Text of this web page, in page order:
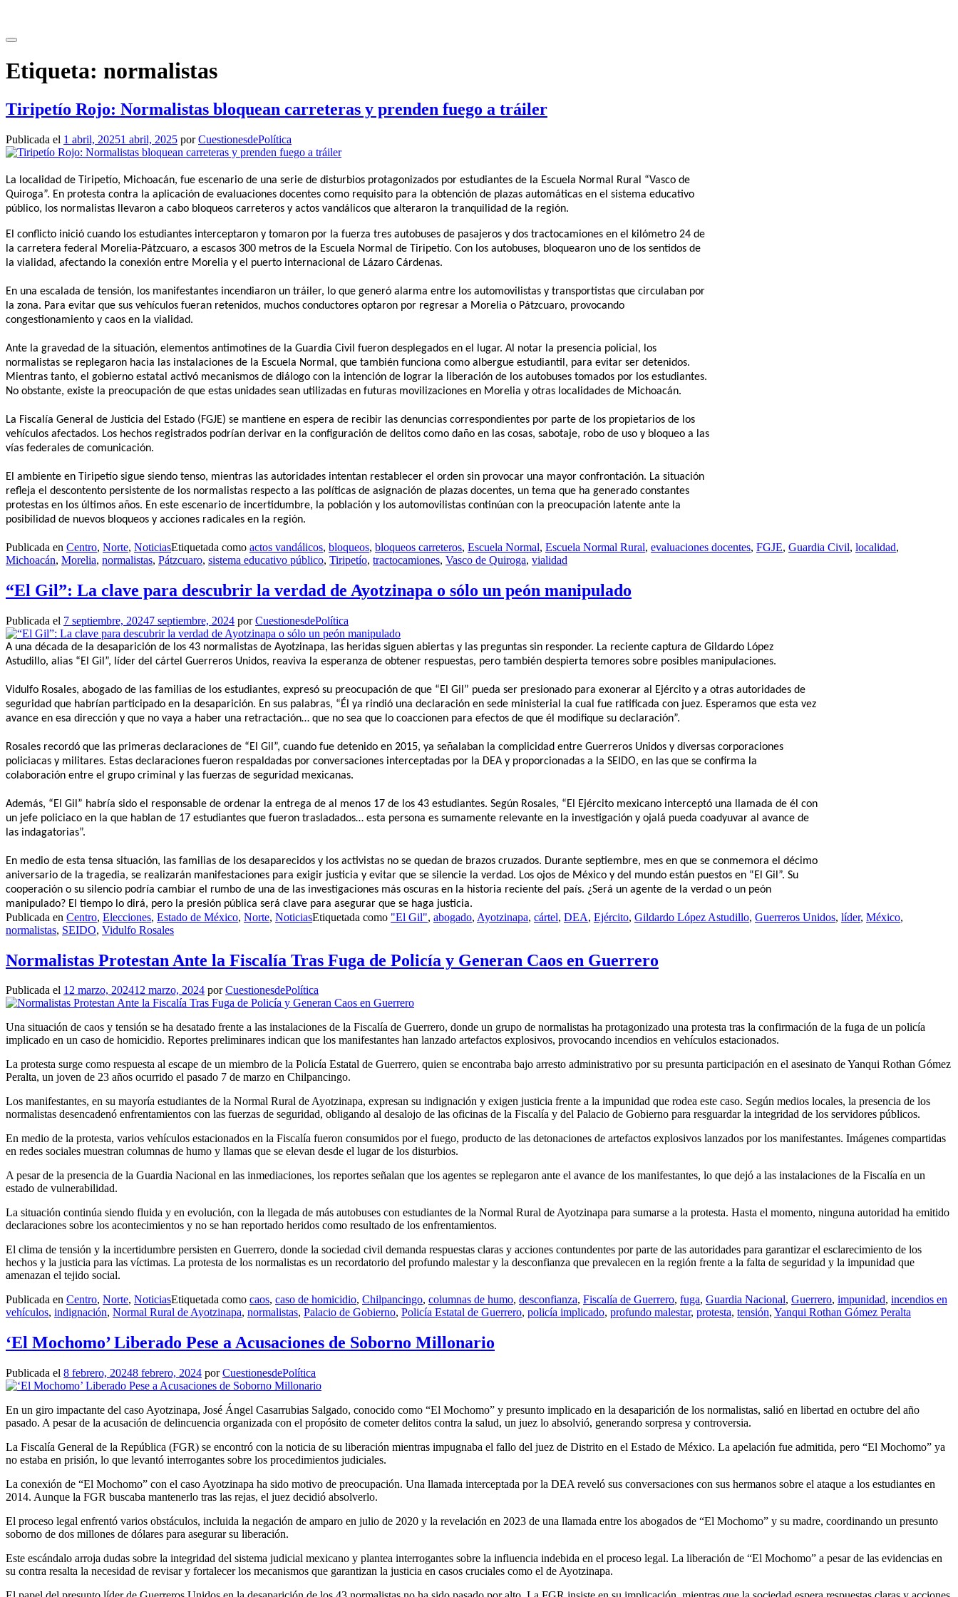
contenido
Etiqueta: normalistas
Tiripetío Rojo: Normalistas bloquean carreteras y prenden fuego a tráiler
Publicada el 1 abril, 20251 abril, 2025 porCuestionesdePolítica
La localidad de Tiripetío, Michoacán, fue escenario de una serie de disturbios protagonizados por estudiantes de la Escuela Normal Rural “Vasco de
Quiroga”. En protesta contra la aplicación de evaluaciones docentes como requisito para la obtención de plazas automáticas en el sistema educativo
público, los normalistas llevaron a cabo bloqueos carreteros y actos vandálicos que alteraron la tranquilidad de la región.
El conflicto inició cuando los estudiantes interceptaron y tomaron por la fuerza tres autobuses de pasajeros y dos tractocamiones en el kilómetro 24 de
la carretera federal Morelia-Pátzcuaro, a escasos 300 metros de la Escuela Normal de Tiripetío. Con los autobuses, bloquearon uno de los sentidos de
la vialidad, afectando la conexión entre Morelia y el puerto internacional de Lázaro Cárdenas.
En una escalada de tensión, los manifestantes incendiaron un tráiler, lo que generó alarma entre los automovilistas y transportistas que circulaban por
la zona. Para evitar que sus vehículos fueran retenidos, muchos conductores optaron por regresar a Morelia o Pátzcuaro, provocando
congestionamiento y caos en la vialidad.
Ante la gravedad de la situación, elementos antimotines de la Guardia Civil fueron desplegados en el lugar. Al notar la presencia policial, los
normalistas se replegaron hacia las instalaciones de la Escuela Normal, que también funciona como albergue estudiantil, para evitar ser detenidos.
Mientras tanto, el gobierno estatal activó mecanismos de diálogo con la intención de lograr la liberación de los autobuses tomados por los estudiantes.
No obstante, existe la preocupación de que estas unidades sean utilizadas en futuras movilizaciones en Morelia y otras localidades de Michoacán.
La Fiscalía General de Justicia del Estado (FGJE) se mantiene en espera de recibir las denuncias correspondientes por parte de los propietarios de los
vehículos afectados. Los hechos registrados podrían derivar en la configuración de delitos como daño en las cosas, sabotaje, robo de uso y bloqueo a las
vías federales de comunicación.
El ambiente en Tiripetío sigue siendo tenso, mientras las autoridades intentan restablecer el orden sin provocar una mayor confrontación. La situación
refleja el descontento persistente de los normalistas respecto a las políticas de asignación de plazas docentes, un tema que ha generado constantes
protestas en los últimos años. En este escenario de incertidumbre, la población y los automovilistas continúan con la preocupación latente ante la
posibilidad de nuevos bloqueos y acciones radicales en la región.
Publicada en Centro, Norte, NoticiasEtiquetada como actos vandálicos, bloqueos, bloqueos carreteros, Escuela Normal, Escuela Normal Rural, evaluaciones docentes, FGJE, Guardia Civil, localidad,
Michoacán, Morelia, normalistas, Pátzcuaro, sistema educativo público, Tiripetío, tractocamiones, Vasco de Quiroga, vialidad
“El Gil”: La clave para descubrir la verdad de Ayotzinapa o sólo un peón manipulado
Publicada el 7 septiembre, 20247 septiembre, 2024 porCuestionesdePolítica
A una década de la desaparición de los 43 normalistas de Ayotzinapa, las heridas siguen abiertas y las preguntas sin responder. La reciente captura de Gildardo López
Astudillo, alias “El Gil”, líder del cártel Guerreros Unidos, reaviva la esperanza de obtener respuestas, pero también despierta temores sobre posibles manipulaciones.
Vidulfo Rosales, abogado de las familias de los estudiantes, expresó su preocupación de que “El Gil” pueda ser presionado para exonerar al Ejército y a otras autoridades de
seguridad que habrían participado en la desaparición. En sus palabras, “Él ya rindió una declaración en sede ministerial la cual fue ratificada con juez. Esperamos que esta vez
avance en esa dirección y que no vaya a haber una retractación… que no sea que lo coaccionen para efectos de que él modifique su declaración”.
Rosales recordó que las primeras declaraciones de “El Gil”, cuando fue detenido en 2015, ya señalaban la complicidad entre Guerreros Unidos y diversas corporaciones
policiacas y militares. Estas declaraciones fueron respaldadas por conversaciones interceptadas por la DEA y proporcionadas a la SEIDO, en las que se confirma la
colaboración entre el grupo criminal y las fuerzas de seguridad mexicanas.
Además, “El Gil” habría sido el responsable de ordenar la entrega de al menos 17 de los 43 estudiantes. Según Rosales, “El Ejército mexicano interceptó una llamada de él con
un jefe policiaco en la que hablan de 17 estudiantes que fueron trasladados… esta persona es sumamente relevante en la investigación y ojalá pueda coadyuvar al avance de
las indagatorias”.
En medio de esta tensa situación, las familias de los desaparecidos y los activistas no se quedan de brazos cruzados. Durante septiembre, mes en que se conmemora el décimo
aniversario de la tragedia, se realizarán manifestaciones para exigir justicia y evitar que se silencie la verdad. Los ojos de México y del mundo están puestos en “El Gil”. Su
cooperación o su silencio podría cambiar el rumbo de una de las investigaciones más oscuras en la historia reciente del país. ¿Será un agente de la verdad o un peón
manipulado? El tiempo lo dirá, pero la presión pública será clave para asegurar que se haga justicia.
Publicada en Centro, Elecciones, Estado de México, Norte, NoticiasEtiquetada como "El Gil", abogado, Ayotzinapa, cártel, DEA, Ejército, Gildardo López Astudillo, Guerreros Unidos, líder, México,
normalistas, SEIDO, Vidulfo Rosales
Normalistas Protestan Ante la Fiscalía Tras Fuga de Policía y Generan Caos en Guerrero
Publicada el 12 marzo, 202412 marzo, 2024 porCuestionesdePolítica
Una situación de caos y tensión se ha desatado frente a las instalaciones de la Fiscalía de Guerrero, donde un grupo de normalistas ha protagonizado una protesta tras la confirmación de la fuga de un policía
implicado en un caso de homicidio. Reportes preliminares indican que los manifestantes han lanzado artefactos explosivos, provocando incendios en vehículos estacionados.
La protesta surge como respuesta al escape de un miembro de la Policía Estatal de Guerrero, quien se encontraba bajo arresto administrativo por su presunta participación en el asesinato de Yanqui Rothan Gómez
Peralta, un joven de 23 años ocurrido el pasado 7 de marzo en Chilpancingo.
Los manifestantes, en su mayoría estudiantes de la Normal Rural de Ayotzinapa, expresan su indignación y exigen justicia frente a la impunidad que rodea este caso. Según medios locales, la presencia de los
normalistas desencadenó enfrentamientos con las fuerzas de seguridad, obligando al desalojo de las oficinas de la Fiscalía y del Palacio de Gobierno para resguardar la integridad de los servidores públicos.
En medio de la protesta, varios vehículos estacionados en la Fiscalía fueron consumidos por el fuego, producto de las detonaciones de artefactos explosivos lanzados por los manifestantes. Imágenes compartidas
en redes sociales muestran columnas de humo y llamas que se elevan desde el lugar de los disturbios.
A pesar de la presencia de la Guardia Nacional en las inmediaciones, los reportes señalan que los agentes se replegaron ante el avance de los manifestantes, lo que dejó a las instalaciones de la Fiscalía en un
estado de vulnerabilidad.
La situación continúa siendo fluida y en evolución, con la llegada de más autobuses con estudiantes de la Normal Rural de Ayotzinapa para sumarse a la protesta. Hasta el momento, ninguna autoridad ha emitido
declaraciones sobre los acontecimientos y no se han reportado heridos como resultado de los enfrentamientos.
El clima de tensión y la incertidumbre persisten en Guerrero, donde la sociedad civil demanda respuestas claras y acciones contundentes por parte de las autoridades para garantizar el esclarecimiento de los
hechos y la justicia para las víctimas. La protesta de los normalistas es un recordatorio del profundo malestar y la desconfianza que prevalecen en la región frente a la falta de seguridad y la impunidad que
amenazan el tejido social.
Publicada en Centro, Norte, NoticiasEtiquetada como caos, caso de homicidio, Chilpancingo, columnas de humo, desconfianza, Fiscalía de Guerrero, fuga, Guardia Nacional, Guerrero, impunidad, incendios en
vehículos, indignación, Normal Rural de Ayotzinapa, normalistas, Palacio de Gobierno, Policía Estatal de Guerrero, policía implicado, profundo malestar, protesta, tensión, Yanqui Rothan Gómez Peralta
‘El Mochomo’ Liberado Pese a Acusaciones de Soborno Millonario
Publicada el 8 febrero, 20248 febrero, 2024 porCuestionesdePolítica
En un giro impactante del caso Ayotzinapa, José Ángel Casarrubias Salgado, conocido como “El Mochomo” y presunto implicado en la desaparición de los normalistas, salió en libertad en octubre del año
pasado. A pesar de la acusación de delincuencia organizada con el propósito de cometer delitos contra la salud, un juez lo absolvió, generando sorpresa y controversia.
La Fiscalía General de la República (FGR) se encontró con la noticia de su liberación mientras impugnaba el fallo del juez de Distrito en el Estado de México. La apelación fue admitida, pero “El Mochomo” ya
no estaba en prisión, lo que levantó interrogantes sobre los procedimientos judiciales.
La conexión de “El Mochomo” con el caso Ayotzinapa ha sido motivo de preocupación. Una llamada interceptada por la DEA reveló sus conversaciones con sus hermanos sobre el ataque a los estudiantes en
2014. Aunque la FGR buscaba mantenerlo tras las rejas, el juez decidió absolverlo.
El proceso legal enfrentó varios obstáculos, incluida la negación de amparo en julio de 2020 y la revelación en 2023 de una llamada entre los abogados de “El Mochomo” y su madre, coordinando un presunto
soborno de dos millones de dólares para asegurar su liberación.
Este escándalo arroja dudas sobre la integridad del sistema judicial mexicano y plantea interrogantes sobre la influencia indebida en el proceso legal. La liberación de “El Mochomo” a pesar de las evidencias en
su contra resalta la necesidad de revisar y fortalecer los mecanismos que garantizan la justicia en casos cruciales como el de Ayotzinapa.